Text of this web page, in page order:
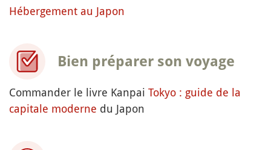
Hébergement au Japon
Bien préparer son voyage
Commander le livre Kanpai Tokyo : guide de la
capitale moderne du Japon